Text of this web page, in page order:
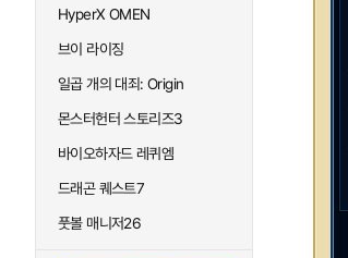
HyperX OMEN
브이 라이징
일곱 개의 대죄: Origin
몬스터헌터 스토리즈3
바이오하자드 레퀴엠
드래곤 퀘스트7
풋볼 매니저26